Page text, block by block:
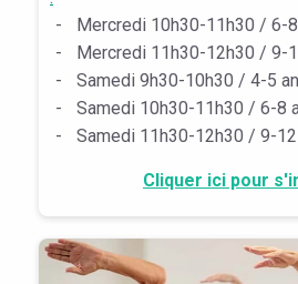
-
Mercredi 10h30-11h30 / 6-
-
Mercredi 11h30-12h30 / 9-
-
Samedi 9h30-10h30 / 4-5
-
Samedi 10h30-11h30 / 6-8
-
Samedi 11h30-12h30 / 9-
Cliquer ici pour